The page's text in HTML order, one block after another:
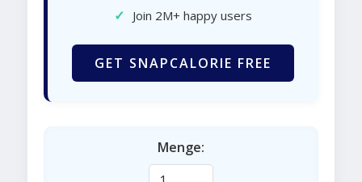
✓ Join 2M+ happy users
GET SNAPCALORIE FREE
Menge: